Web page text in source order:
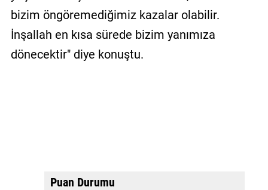
bizim öngöremediğimiz kazalar olabilir.
İnşallah en kısa sürede bizim yanımıza
dönecektir" diye konuştu.
Puan Durumu